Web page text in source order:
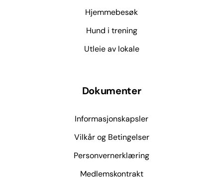
Hjemmebesøk
Hund i trening
Utleie av lokale
Dokumenter
Informasjonskapsler
Vilkår og Betingelser
Personvernerklæring
Medlemskontrakt